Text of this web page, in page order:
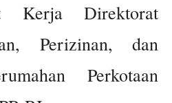
Kerja Direktorat
Perizinan, dan
Perkotaan